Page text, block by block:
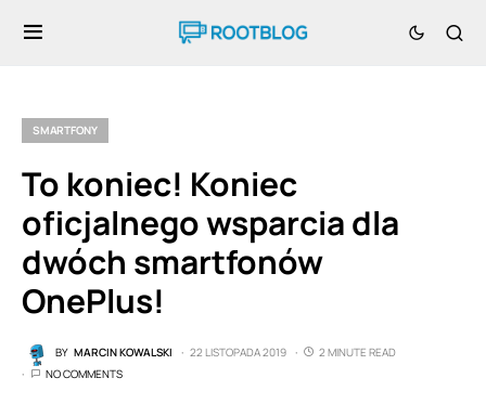
SMARTFONY
To koniec! Koniec
oficjalnego wsparcia dla
dwóch smartfonów
OnePlus!
BY MARCIN KOWALSKI 22 LISTOPADA 2019
2 MINUTE READ
NO COMMENTS